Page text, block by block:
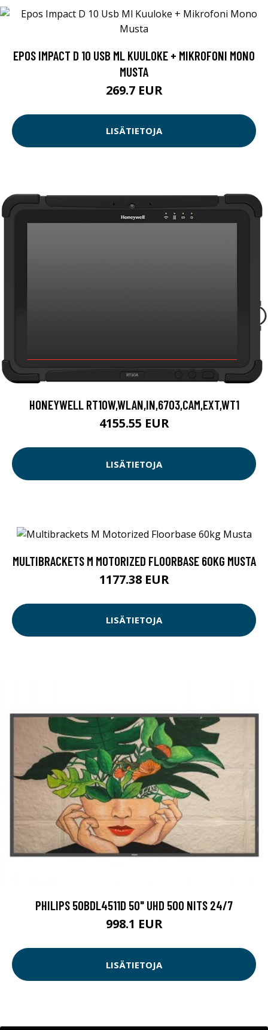
EPOS IMPACT D 10 USB ML KUULOKE + MIKROFONI MONO
MUSTA
269.7 EUR
LISÄTIETOJA
HONEYWELL RT10W,WLAN,IN,6703,CAM,EXT,WT1
4155.55 EUR
LISÄTIETOJA
MULTIBRACKETS M MOTORIZED FLOORBASE 60KG MUSTA
1177.38 EUR
LISÄTIETOJA
PHILIPS 50BDL4511D 50" UHD 500 NITS 24/7
998.1 EUR
LISÄTIETOJA